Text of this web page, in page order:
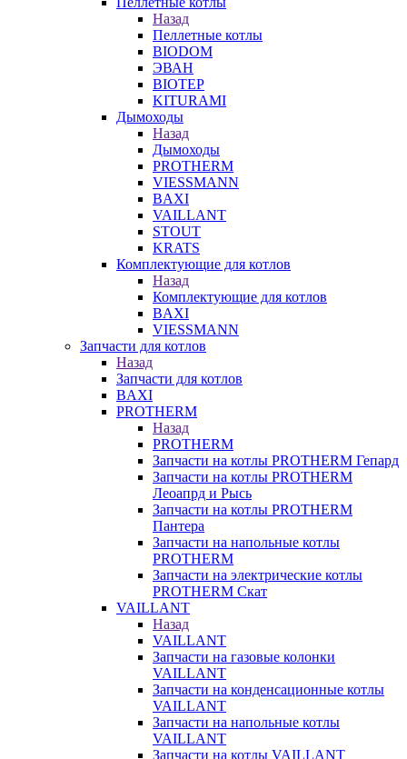
Назад
Пеллетные котлы
BIODOM
ЭВАН
BIOTEP
KITURAMI
Дымоходы
Назад
Дымоходы
PROTHERM
VIESSMANN
BAXI
VAILLANT
STOUT
KRATS
Комплектующие для котлов
Назад
Комплектующие для котлов
BAXI
VIESSMANN
Запчасти для котлов
Назад
Запчасти для котлов
BAXI
PROTHERM
Назад
PROTHERM
Запчасти на котлы PROTHERM Гепард
Запчасти на котлы PROTHERM
Леоапрд и Рысь
Запчасти на котлы PROTHERM
Пантера
Запчасти на напольные котлы
PROTHERM
Запчасти на электрические котлы
PROTHERM Скат
VAILLANT
Назад
VAILLANT
Запчасти на газовые колонки
VAILLANT
Запчасти на конденсационные котлы
VAILLANT
Запчасти на напольные котлы
VAILLANT
Запчасти на котлы VAILLANT